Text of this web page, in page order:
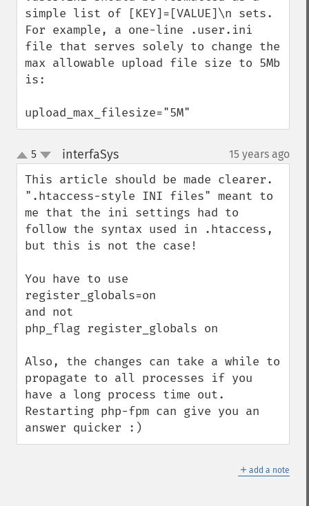
simple list of [KEY]=[VALUE]\n sets.
For example, a one-line .user.ini
file that serves solely to change the
max allowable upload file size to 5Mb
is:
upload_max_filesize="5M"
up
down
5 interfaSys¶ 15 years ago
This article should be made clearer.
".htaccess-style INI files" meant to
me that the ini settings had to
follow the syntax used in .htaccess,
but this is not the case!
You have to use
register_globals=on
and not
php_flag register_globals on
Also, the changes can take a while to
propagate to all processes if you
have a long process time out.
Restarting php-fpm can give you an
answer quicker :)
＋ add a note